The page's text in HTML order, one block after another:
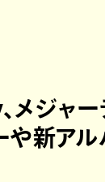
メジャ
や新アル